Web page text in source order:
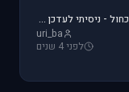
Mike_69th
כוכב כחול - ניסיתי לעדכן את לגירסה 1.1 וקיבלתי הודעת שגיאה.
uri_ba
לפני 4 שנים